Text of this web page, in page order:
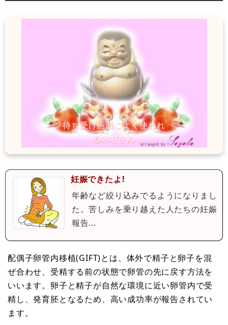
妊娠できたよ!
年齢など絞り込みでるようになりまし
た。苦しみを乗り越えた人たちの妊娠
報告...
配偶子卵管内移植(GIFT)とは、体外で精子と卵子を混
ぜ合わせ、受精する前の状態で卵管の先に戻す方法を
いいます。卵子と精子が自然な環境に近い卵管内で受
精し、発育胚となるため、高い成功率が報告されてい
ます。